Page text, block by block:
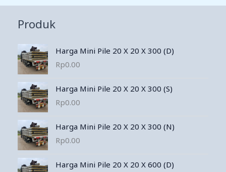
Produk
Harga Mini Pile 20 X 20 X 300 (D)
Rp0.00
Harga Mini Pile 20 X 20 X 300 (S)
Rp0.00
Harga Mini Pile 20 X 20 X 300 (N)
Rp0.00
Harga Mini Pile 20 X 20 X 600 (D)